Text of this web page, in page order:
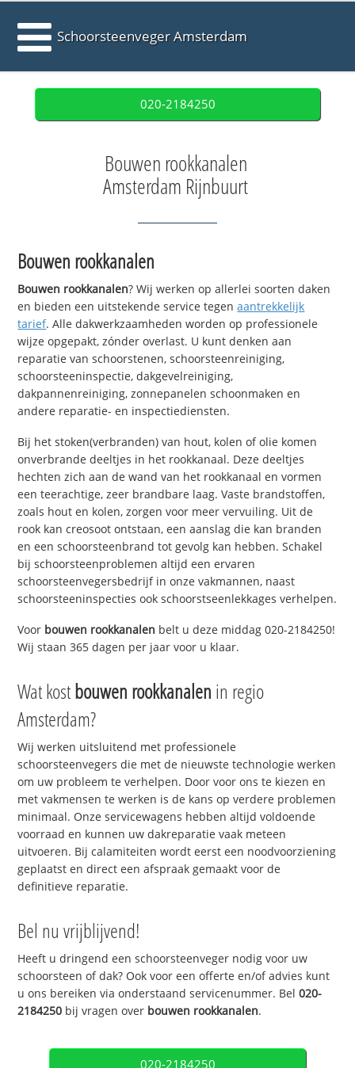
Schoorsteenveger Amsterdam
020-2184250
Bouwen rookkanalen
Amsterdam Rijnbuurt
Bouwen rookkanalen
Bouwen rookkanalen? Wij werken op allerlei soorten daken
en bieden een uitstekende service tegenaantrekkelijk
tarief. Alle dakwerkzaamheden worden op professionele
wijze opgepakt, zónder overlast. U kunt denken aan
reparatie van schoorstenen, schoorsteenreiniging,
schoorsteeninspectie, dakgevelreiniging,
dakpannenreiniging, zonnepanelen schoonmaken en
andere reparatie- en inspectiediensten.
Bij het stoken(verbranden) van hout, kolen of olie komen
onverbrande deeltjes in het rookkanaal. Deze deeltjes
hechten zich aan de wand van het rookkanaal en vormen
een teerachtige, zeer brandbare laag. Vaste brandstoffen,
zoals hout en kolen, zorgen voor meer vervuiling. Uit de
rook kan creosoot ontstaan, een aanslag die kan branden
en een schoorsteenbrand tot gevolg kan hebben. Schakel
bij schoorsteenproblemen altijd een ervaren
schoorsteenvegersbedrijf in onze vakmannen, naast
schoorsteeninspecties ook schoorstseenlekkages verhelpen.
Voor bouwen rookkanalen belt u deze middag 020-2184250!
Wij staan 365 dagen per jaar voor u klaar.
Wat kostbouwen rookkanalen in regio
Amsterdam?
Wij werken uitsluitend met professionele
schoorsteenvegers die met de nieuwste technologie werken
om uw probleem te verhelpen. Door voor ons te kiezen en
met vakmensen te werken is de kans op verdere problemen
minimaal. Onze servicewagens hebben altijd voldoende
voorraad en kunnen uw dakreparatie vaak meteen
uitvoeren. Bij calamiteiten wordt eerst een noodvoorziening
geplaatst en direct een afspraak gemaakt voor de
definitieve reparatie.
Bel nu vrijblijvend!
Heeft u dringend een schoorsteenveger nodig voor uw
schoorsteen of dak? Ook voor een offerte en/of advies kunt
u ons bereiken via onderstaand servicenummer. Bel020-
2184250 bij vragen over bouwen rookkanalen.
020-2184250